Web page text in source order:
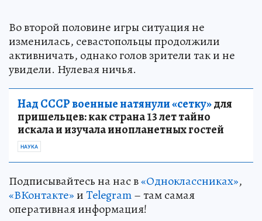
Во второй половине игры ситуация не
изменилась, севастопольцы продолжили
активничать, однако голов зрители так и не
увидели. Нулевая ничья.
Над СССР военные натянули «сетку»для
пришельцев: как страна 13 лет тайно
искала и изучала инопланетных гостей
НАУКА
Подписывайтесь на нас в«Одноклассниках»,
«ВКонтакте»иTelegram– там самая
оперативная информация!